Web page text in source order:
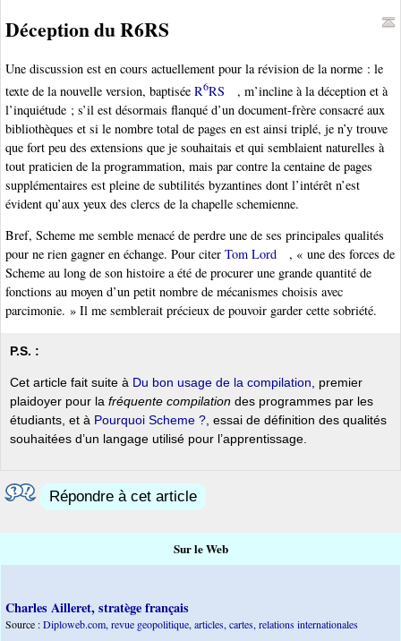
Déception du R6RS
Une discussion est en cours actuellement pour la révision de la norme : le
texte de la nouvelle version, baptisée R6RS
, m’incline à la déception et à
l’inquiétude ; s’il est désormais flanqué d’un document-frère consacré aux
bibliothèques et si le nombre total de pages en est ainsi triplé, je n’y trouve
que fort peu des extensions que je souhaitais et qui semblaient naturelles à
tout praticien de la programmation, mais par contre la centaine de pages
supplémentaires est pleine de subtilités byzantines dont l’intérêt n’est
évident qu’aux yeux des clercs de la chapelle schemienne.
Bref, Scheme me semble menacé de perdre une de ses principales qualités
pour ne rien gagner en échange. Pour citer Tom Lord
, « une des forces de
Scheme au long de son histoire a été de procurer une grande quantité de
fonctions au moyen d’un petit nombre de mécanismes choisis avec
parcimonie. » Il me semblerait précieux de pouvoir garder cette sobriété.
P.S. :
Cet article fait suite à Du bon usage de la compilation , premier
plaidoyer pour la fréquente compilation des programmes par les
étudiants, et à Pourquoi Scheme ? , essai de définition des qualités
souhaitées d’un langage utilisé pour l’apprentissage.
Répondre à cet article
Sur le Web
Charles Ailleret, stratège français
Source :Diploweb.com, revue geopolitique, articles, cartes, relations internationales